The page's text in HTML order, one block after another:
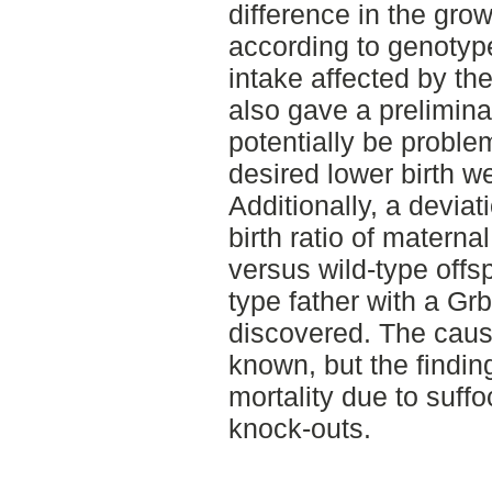
difference in the
according to
intake affected by
also gave a
potentially be
desired lower birth
Additionally, a
birth ratio of
versus wild-type
type father with a
discovered. The
known, but the
mortality due to
knock-outs.